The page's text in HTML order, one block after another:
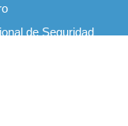
de Seguridad